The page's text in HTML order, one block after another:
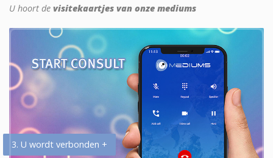
U hoort de visitekaartjes van onze mediums
3. U wordt verbonden +